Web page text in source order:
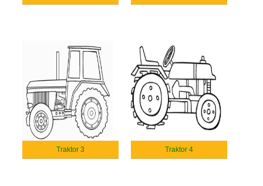
Traktor 3 Traktor 4